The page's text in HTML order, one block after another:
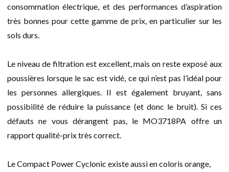
consommation électrique, et des performances d’aspiration
très bonnes pour cette gamme de prix, en particulier sur les
sols durs.
Le niveau de filtration est excellent, mais on reste exposé aux
poussières lorsque le sac est vidé, ce qui n’est pas l’idéal pour
les personnes allergiques. Il est également bruyant, sans
possibilité de réduire la puissance (et donc le bruit). Si ces
défauts ne vous dérangent pas, le MO3718PA offre un
rapport qualité-prix très correct.
Le Compact Power Cyclonic existe aussi en coloris orange,